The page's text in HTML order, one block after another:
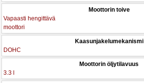
Moottorin toive
Vapaasti hengittävä
moottori
Kaasunjakelumekanismi
DOHC
Moottorin öljytilavuus
3.3 l